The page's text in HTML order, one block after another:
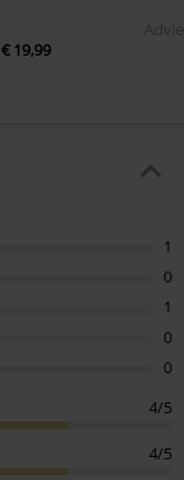
€ 19,99
1
0
1
0
0
4/5
4/5